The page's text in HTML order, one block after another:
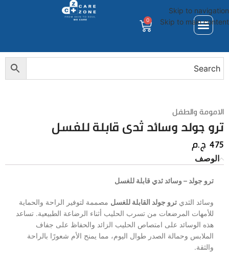
Skip to navigation
Skip to main content
0
الامومة والطفل
ترو جولد وسائد ثدى قابلة للغسل
475ج.م
الوصف
ترو جولد – وسائد ثدي قابلة للغسل
وسائد الثدي ترو جولد القابلة للغسل مصممة لتوفير الراحة والحماية
للأمهات المرضعات من تسرب الحليب أثناء الرضاعة الطبيعية. تساعد
هذه الوسائد على امتصاص الحليب الزائد والحفاظ على جفاف
الملابس وحمالة الصدر طوال اليوم، مما يمنح الأم شعورًا بالراحة
والثقة.